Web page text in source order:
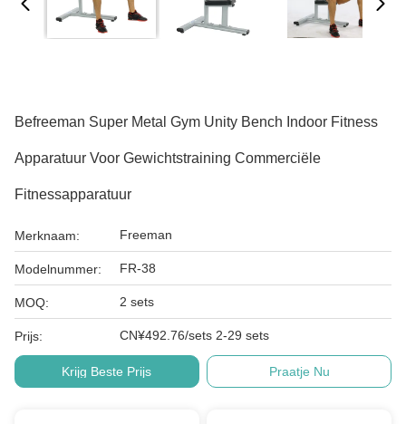
Befreeman Super Metal Gym Unity Bench Indoor Fitness
Apparatuur Voor Gewichtstraining Commerciële
Fitnessapparatuur
Merknaam: Freeman
Modelnummer: FR-38
MOQ: 2 sets
Prijs: CN¥492.76/sets 2-29 sets
Krijg Beste Prijs Praatje Nu